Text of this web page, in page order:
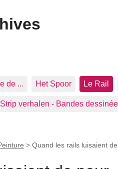
de ... Het Spoor Le Rail
Strip verhalen - Bandes
> Quand les rails luisaient